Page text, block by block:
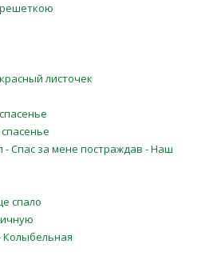
листочек
- Спас за мене постраждав - Наш
спало
Колыбельная